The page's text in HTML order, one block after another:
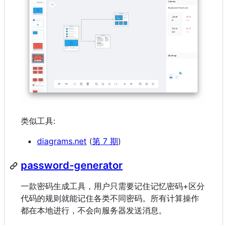
类似工具:
diagrams.net (第 7 期)
password-generator
一款密码生成工具，用户只需要记住记忆密码+区分
代码的规则就能记住各类不同密码。所有计算操作
都在本地进行，不会向服务器发送消息。